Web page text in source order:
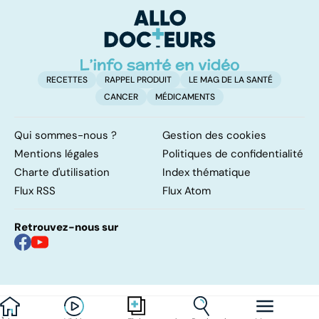
d'angine ?
RECETTES RAPPEL PRODUIT
LE MAG DE LA SANTÉ
CANCER
MÉDICAMENTS
Qui sommes-nous ?
Gestion des cookies
Mentions légales
Politiques de confidentialité
Charte d'utilisation
Index thématique
Flux RSS
Flux Atom
Retrouvez-nous sur